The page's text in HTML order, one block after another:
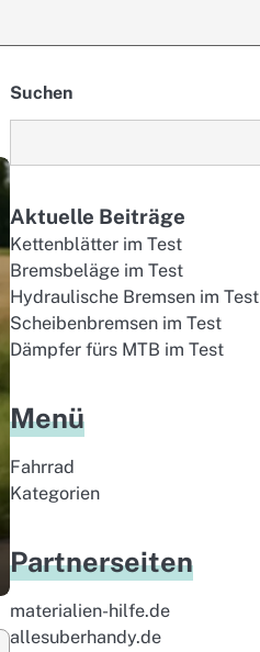
Suchen
Aktuelle Beiträge
Kettenblätter im Test
Bremsbeläge im Test
Hydraulische Bremsen im Test
Scheibenbremsen im Test
Dämpfer fürs MTB im Test
Menü
Fahrrad
Kategorien
Partnerseiten
materialien-hilfe.de
allesuberhandy.de